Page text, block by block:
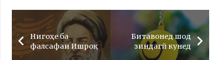
Нигоҳе ба
фалсафаи Ишроқ
Битавонед шод
зиндагӣ кунед